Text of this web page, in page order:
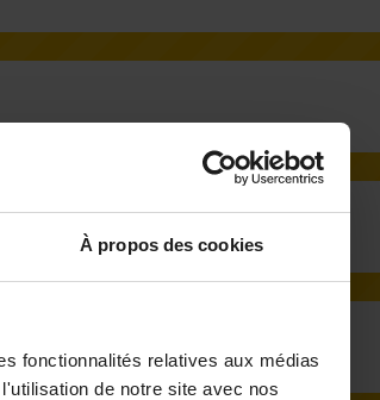
À propos des cookies
fonctionnalités relatives aux médias
de notre site avec nos